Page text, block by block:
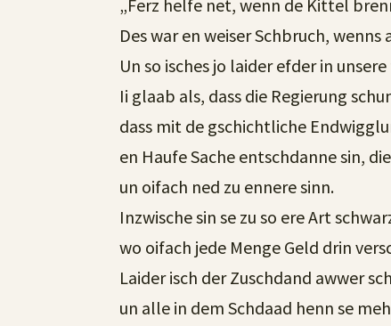
„Ferz helfe net, wenn de Kittel
Des war en weiser Schbruch, wenns
Un so isches jo laider efder in
Ii glaab als, dass die Regierung
dass mit de gschichtliche
en Haufe Sache entschdanne sin,
un oifach ned zu ennere sinn.
Inzwische sin se zu so ere Art
wo oifach jede Menge Geld drin
Laider isch der Zuschdand awwer
un alle in dem Schdaad henn se